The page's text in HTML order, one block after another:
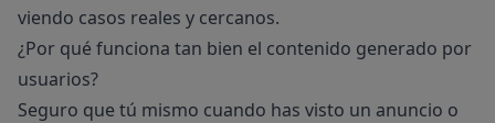
viendo casos reales y cercanos.
¿Por qué funciona tan bien el contenido generado por
usuarios?
Seguro que tú mismo cuando has visto un anuncio o